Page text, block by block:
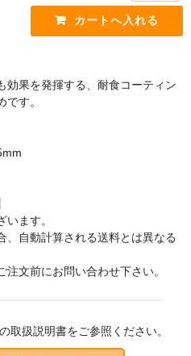
化粧棚
化粧棚 [LIXIL]
・化粧棚 [TOTO]
ーパーホルダー [LIXIL]
効果を発揮する、耐食コーティン
す。
ます。
、自動計算される送料とは異なる
注文前にお問い合わせ下さい。
取扱説明書をご参照ください。